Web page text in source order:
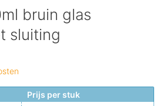
bruin glas
sluiting
Prijs per stuk